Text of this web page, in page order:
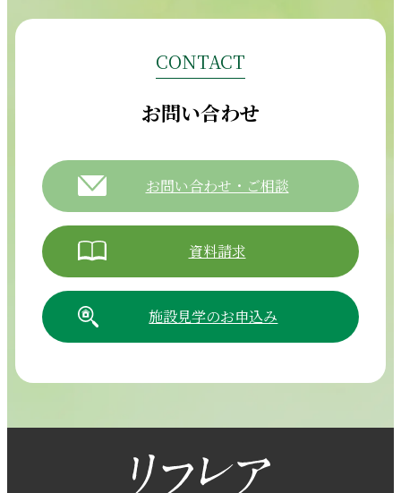
054-265-5811
【電話受付時間】8:30～17:30（月曜～土曜）
CONTACT
お問い合わせ
お問い合わせ・ご相談
資料請求
施設見学のお申込み